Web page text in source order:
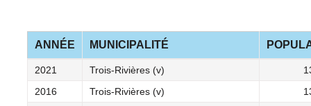
ANNÉE MUNICIPALITÉ
2021 Trois-Rivières (v)
2016
Trois-Rivières (v)